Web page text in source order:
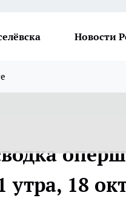
Новости
утра, 18